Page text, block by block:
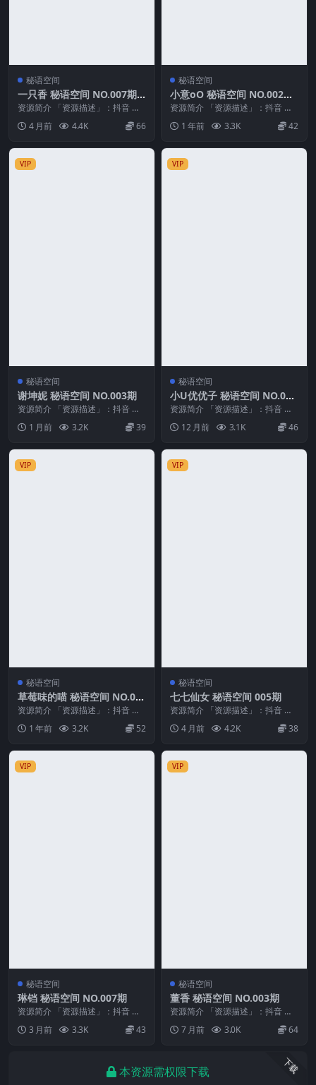
秘语空间
一只香 秘语空间 NO.007期
最新至：2026.3.28
资源简介 「资源描述」：抖音 一
只香 秘语空间 NO.007期 【11P9
V】最...
4 月前 4.4K 66
秘语空间
小意oO 秘语空间 NO.002期
最新至：2025.6.6
资源简介 「资源描述」：抖音 小
意oO 秘语空间 NO.002期 【27
P】最新...
1 年前 3.3K 42
VIP
秘语空间
谢坤妮 秘语空间 NO.003期
资源简介 「资源描述」：抖音 谢
坤妮 秘语空间 NO.003期 【56P18
V】...1 月前 3.2K 39
VIP
秘语空间
小U优优子 秘语空间 NO.007
期
资源简介 「资源描述」：抖音 小u
优优子 秘语空间 NO.007期 【25P
7V...12 月前 3.1K 46
VIP
秘语空间
草莓味的喵 秘语空间 NO.00
1期 最新至：2025.6.2
资源简介 「资源描述」：抖音 草
莓味的喵 秘语空间 NO.001期 【1
4P1V...
1 年前 3.2K 52
VIP
秘语空间
七七仙女 秘语空间 005期
资源简介 「资源描述」：抖音 七
七仙女 秘语空间 005期 【22P】
「资源名...
4 月前 4.2K 38
VIP
秘语空间
琳铛 秘语空间 NO.007期
资源简介 「资源描述」：抖音 琳
铛 秘语空间 NO.007期 【24P2V】
「...3 月前 3.3K 43
VIP
秘语空间
董香 秘语空间 NO.003期
资源简介 「资源描述」：抖音 董
香 秘语空间 NO.003期 【19P16
V】 ...7 月前 3.0K 64
下载
本资源需权限下载